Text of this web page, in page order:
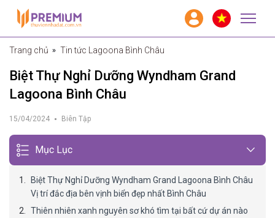
Trang chủ Tin tức Lagoona Bình Châu
Biệt Thự Nghỉ Dưỡng Wyndham Grand
Lagoona Bình Châu
15/04/2024 Biên Tập
Mục Lục
Biệt Thự Nghỉ Dưỡng Wyndham Grand Lagoona Bình Châu
Vị trí đắc địa bên vịnh biển đẹp nhất Bình Châu
Thiên nhiên xanh nguyên sơ khó tìm tại bất cứ dự án nào